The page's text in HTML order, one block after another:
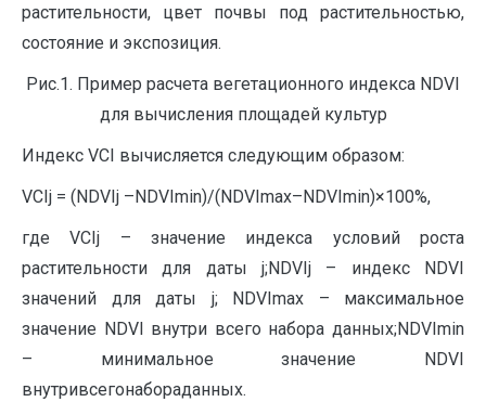
растительности, цвет почвы под растительностью,
состояние и экспозиция.
Рис.1. Пример расчета вегетационного индекса NDVI
для вычисления площадей культур
Индекс VCI вычисляется следующим образом:
VCIj = (NDVIj –NDVImin)/(NDVImax–NDVImin)×100%,
где VCIj – значение индекса условий роста
растительности для даты j;NDVIj – индекс NDVI
значений для даты j; NDVImax – максимальное
значение NDVI внутри всего набора данных;NDVImin
– минимальное значение NDVI
внутривсегонабораданных.